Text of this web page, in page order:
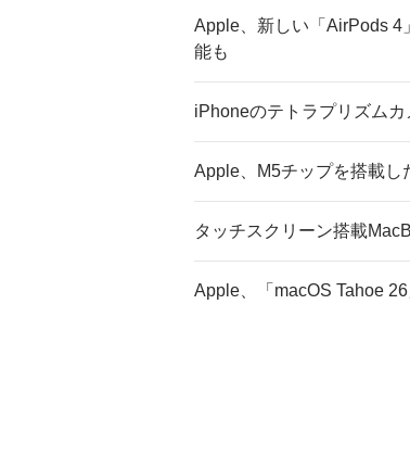
Apple、新しい「AirPods
能も
iPhoneのテトラプリズム
Apple、M5チップを搭載し
タッチスクリーン搭載
Apple、「macOS Tahoe